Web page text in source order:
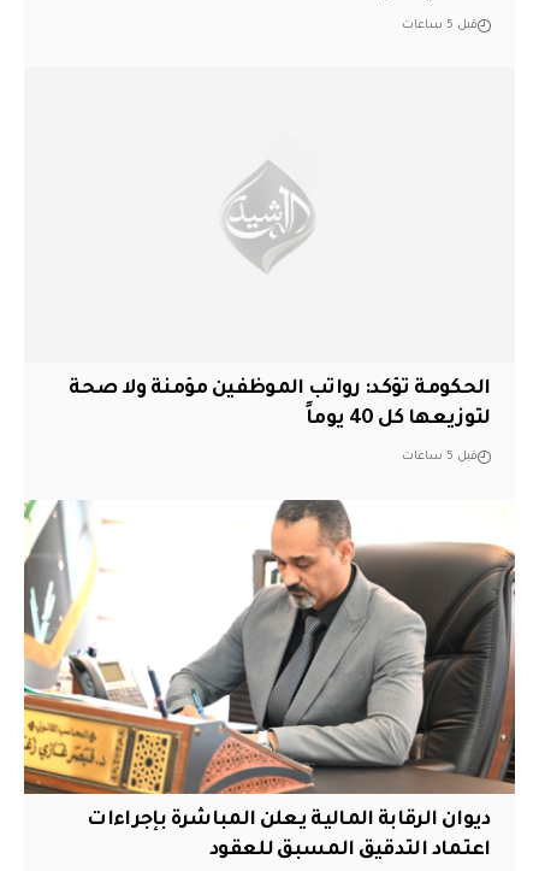
قبل 5 ساعات
الحكومة تؤكد: رواتب الموظفين مؤمنة ولا صحة
لتوزيعها كل 40 يوماً
قبل 5 ساعات
ديوان الرقابة المالية يعلن المباشرة بإجراءات
اعتماد التدقيق المسبق للعقود